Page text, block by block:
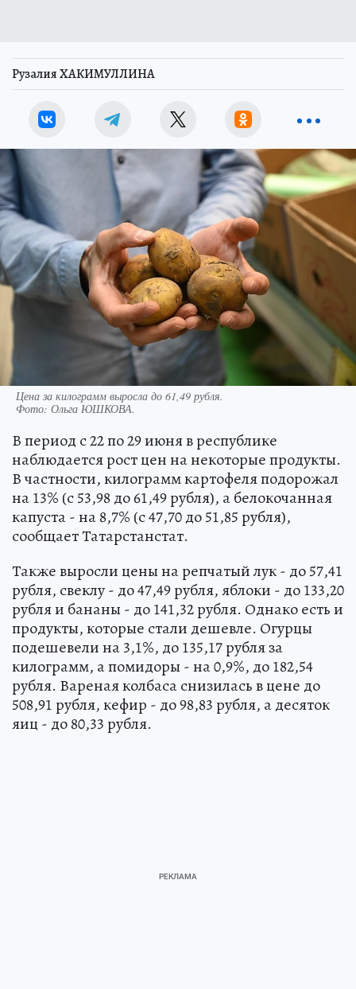
Рузалия ХАКИМУЛЛИНА
Цена за килограмм выросла до 61,49 рубля.
Фото: Ольга ЮШКОВА.
В период с 22 по 29 июня в республике
наблюдается рост цен на некоторые продукты.
В частности, килограмм картофеля подорожал
на 13% (с 53,98 до 61,49 рубля), а белокочанная
капуста - на 8,7% (с 47,70 до 51,85 рубля),
сообщает Татарстанстат.
Также выросли цены на репчатый лук - до 57,41
рубля, свеклу - до 47,49 рубля, яблоки - до 133,20
рубля и бананы - до 141,32 рубля. Однако есть и
продукты, которые стали дешевле. Огурцы
подешевели на 3,1%, до 135,17 рубля за
килограмм, а помидоры - на 0,9%, до 182,54
рубля. Вареная колбаса снизилась в цене до
508,91 рубля, кефир - до 98,83 рубля, а десяток
яиц - до 80,33 рубля.